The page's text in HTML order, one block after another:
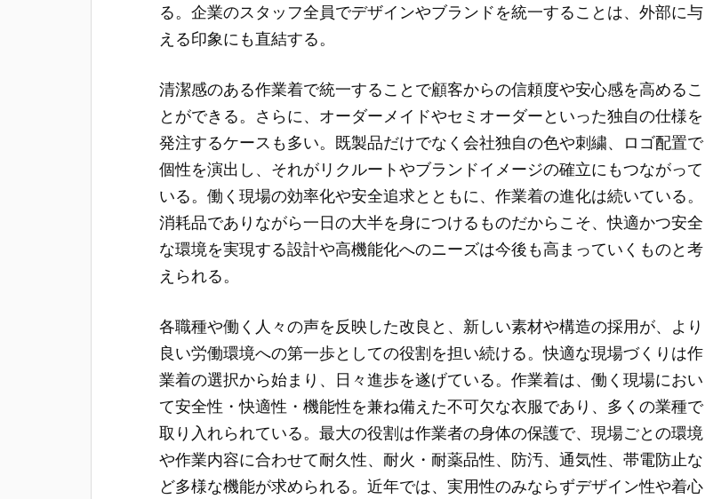
る。企業のスタッフ全員でデザインやブランドを統一することは、外部に与
える印象にも直結する。
清潔感のある作業着で統一することで顧客からの信頼度や安心感を高めるこ
とができる。さらに、オーダーメイドやセミオーダーといった独自の仕様を
発注するケースも多い。既製品だけでなく会社独自の色や刺繍、ロゴ配置で
個性を演出し、それがリクルートやブランドイメージの確立にもつながって
いる。働く現場の効率化や安全追求とともに、作業着の進化は続いている。
消耗品でありながら一日の大半を身につけるものだからこそ、快適かつ安全
な環境を実現する設計や高機能化へのニーズは今後も高まっていくものと考
えられる。
各職種や働く人々の声を反映した改良と、新しい素材や構造の採用が、より
良い労働環境への第一歩としての役割を担い続ける。快適な現場づくりは作
業着の選択から始まり、日々進歩を遂げている。作業着は、働く現場におい
て安全性・快適性・機能性を兼ね備えた不可欠な衣服であり、多くの業種で
取り入れられている。最大の役割は作業者の身体の保護で、現場ごとの環境
や作業内容に合わせて耐久性、耐火・耐薬品性、防汚、通気性、帯電防止な
ど多様な機能が求められる。近年では、実用性のみならずデザイン性や着心